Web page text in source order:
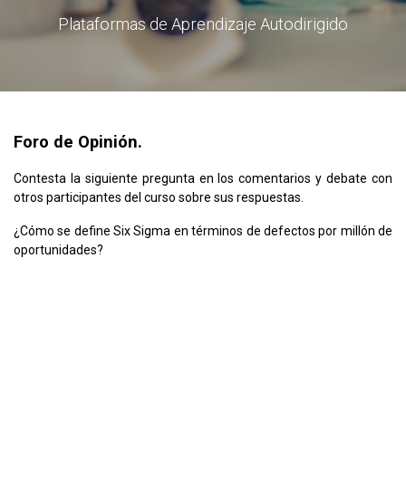
Plataformas de Aprendizaje Autodirigido
Foro de Opinión.
Contesta la siguiente pregunta en los comentarios y debate con
otros participantes del curso sobre sus respuestas.
¿Cómo se define Six Sigma en términos de defectos por millón de
oportunidades?